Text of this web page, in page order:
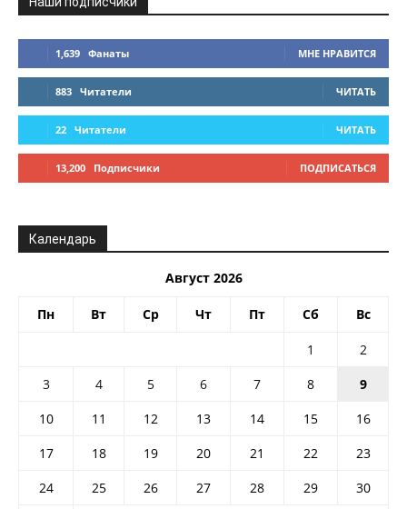
1,639 Фанаты МНЕ НРАВИТСЯ
883 Читатели ЧИТАТЬ
22 Читатели ЧИТАТЬ
13,200 Подписчики ПОДПИСАТЬСЯ
Календарь
Август 2026
Пн Вт Ср Чт Пт Сб Вс
1
2
3
4 5 6 7 8
9
10
11 12 13 14 15
16
17
18 19 20 21 22
23
24
25 26 27 28 29
30